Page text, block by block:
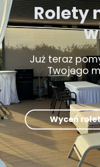
Rolety
Już teraz
Twojego
Wyceń